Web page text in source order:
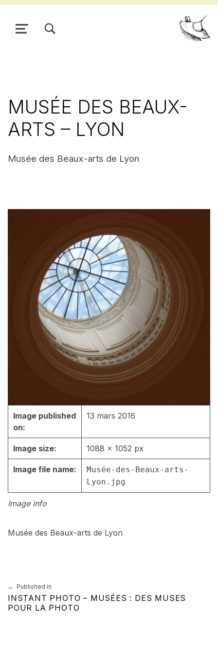
Pour
MENU
MUSÉE DES BEAUX-
ARTS – LYON
Musée des Beaux-arts de Lyon
Image info
Image published
on:
13 mars 2016
Image size: 1088 × 1052 px
Image file name:
Musée-des-Beaux-arts-
Lyon.jpg
Musée des Beaux-arts de Lyon
Navigation de l’article
Published in
INSTANT PHOTO – MUSÉES : DES MUSES
POUR LA PHOTO